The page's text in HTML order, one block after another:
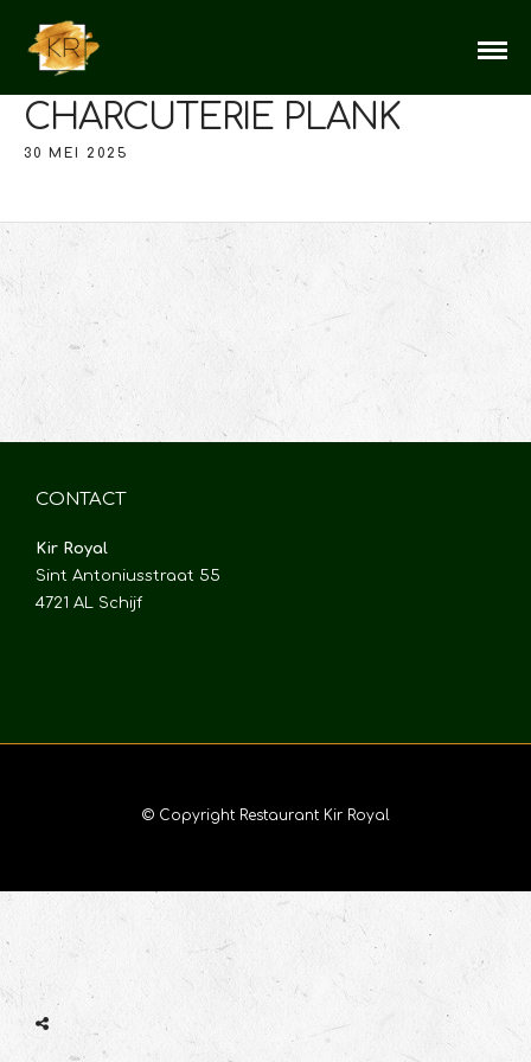
CHARCUTERIE PLANK
30 MEI 2025
CONTACT
Kir Royal
Sint Antoniusstraat 55
4721 AL Schijf
© Copyright Restaurant Kir Royal